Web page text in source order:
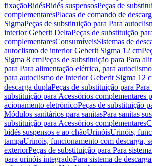
fixaçãoBidésBidés suspensosPeças de
complementaresPlacas de comando de
SigmaPeças de substituição para Para
interior Geberit DeltaPeças de substituição
complementaresConsumíveisSistemas de
autoclismo de interior Geberit Sigma 12 cm
Sigma 8 cmPeças de substituição para Para
para Para alimentação elétrica, para
para autoclismo de interior Geberit Sigma 12
descarga duplaPeças de substituição para
substituição para Acessórios complementares
acionamento eletrónicoPeças de substituição
Módulos sanitários para sanitasPara sanitas
substituição para Acessórios complementares
bidés suspensos e ao chãoUrinóisUrinóis,
tampaUrinóis, funcionamento com descarga,
exteriorPeças de substituição para Para
para urinóis integradoPara sistema de